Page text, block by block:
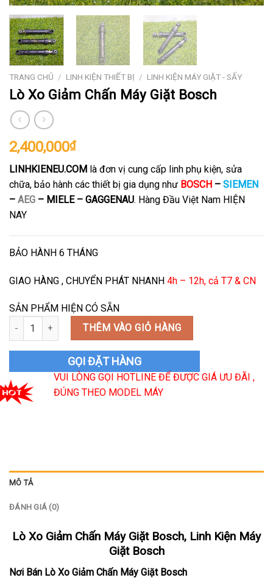
TRANG CHỦ / LINH KIỆN THIẾT BỊ / LINH KIỆN MÁY GIẶT - SẤY
Lò Xo Giảm Chấn Máy Giặt Bosch
2,400,000₫
LINHKIENEU.COM là đơn vị cung cấp linh phụ kiện, sửa
chữa, bảo hành các thiết bị gia dụng như BOSCH – SIEMEN
– AEG – MIELE – GAGGENAU. Hàng Đầu Việt Nam HIỆN
NAY
BẢO HÀNH 6 THÁNG
GIAO HÀNG , CHUYỂN PHÁT NHANH 4h – 12h, cả T7 & CN
SẢN PHẨM HIỆN CÓ SẴN
Lò Xo Giảm Chấn Máy Giặt Bosch số lượng
THÊM VÀO GIỎ HÀNG
GỌI ĐẶT HÀNG
VUI LÒNG GỌI HOTLINE ĐỂ ĐƯỢC GIÁ ƯU ĐÃI ,
ĐÚNG THEO MODEL MÁY
MÔ TẢ
ĐÁNH GIÁ (0)
Lò Xo Giảm Chấn Máy Giặt Bosch, Linh Kiện Máy
Giặt Bosch
Nơi Bán Lò Xo Giảm Chấn Máy Giặt Bosch